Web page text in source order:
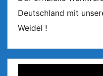
Deutschland mit
Weidel !